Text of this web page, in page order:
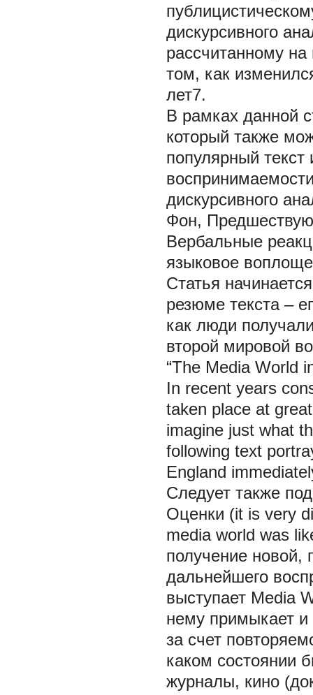
дискурсивного
рассчитанному
том, как
лет7.
В рамках данной
который также
популярный текст
дискурсивного
Фон,
Вербальные
языковое
Статья
резюме текста –
как люди
второй мировой
“The Media World
In recent years
taken place at
imagine just what
following text
England
Следует также
Оценки (it is very
media world was
получение новой,
дальнейшего
выступает Media
нему примыкает и
за счет
каком состоянии
журналы, кино